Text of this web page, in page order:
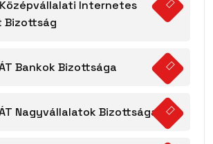
Középvállalati Internetes
Bizottság
Bankok Bizottsága
Nagyvállalatok Bizottsága